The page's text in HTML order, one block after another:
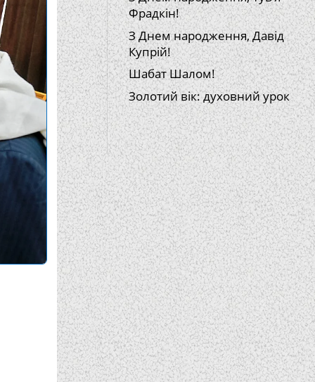
Фрадкін!
З Днем народження, Давід
Купрій!
Шабат Шалом!
Золотий вік: духовний урок